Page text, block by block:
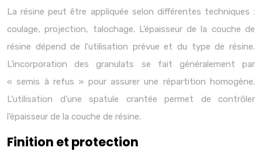
La résine peut être appliquée selon différentes techniques :
coulage, projection, talochage. L’épaisseur de la couche de
résine dépend de l’utilisation prévue et du type de résine.
L’incorporation des granulats se fait généralement par
« semis à refus » pour assurer une répartition homogène.
L’utilisation d’une spatule crantée permet de contrôler
l’épaisseur de la couche de résine.
Finition et protection